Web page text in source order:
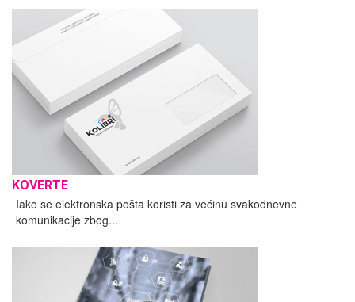
KOVERTE
Iako se elektronska pošta koristi za većinu svakodnevne
komunikacije zbog...